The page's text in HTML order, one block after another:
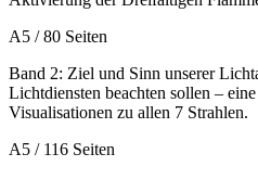
A5 / 80 Seiten
Band 2: Ziel und Sinn unserer
Lichtdiensten beachten sollen –
Visualisationen zu allen 7 Strahlen.
A5 / 116 Seiten